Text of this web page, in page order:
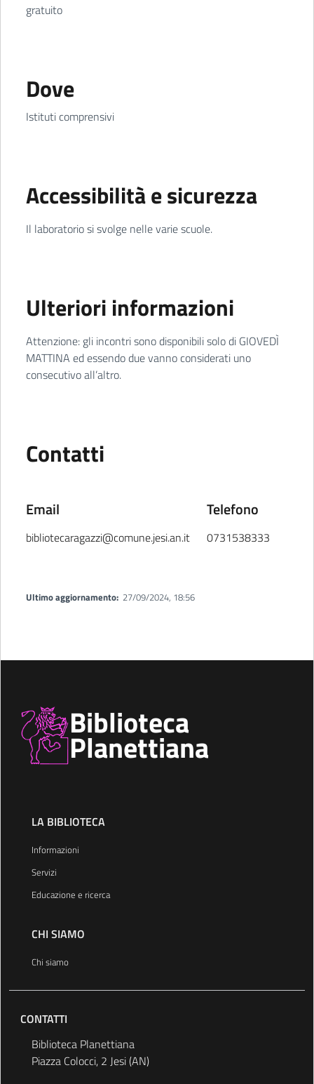
gratuito
Dove
Istituti comprensivi
Accessibilità e sicurezza
Il laboratorio si svolge nelle varie scuole.
Ulteriori informazioni
Attenzione: gli incontri sono disponibili solo di GIOVEDÌ
MATTINA ed essendo due vanno considerati uno
consecutivo all’altro.
Contatti
Email
bibliotecaragazzi@comune.jesi.an.it
Telefono
0731538333
Ultimo aggiornamento: 27/09/2024, 18:56
Biblioteca
Planettiana
LA BIBLIOTECA
Informazioni
Servizi
Educazione e ricerca
CHI SIAMO
Chi siamo
CONTATTI
Biblioteca Planettiana
Piazza Colocci, 2 Jesi (AN)